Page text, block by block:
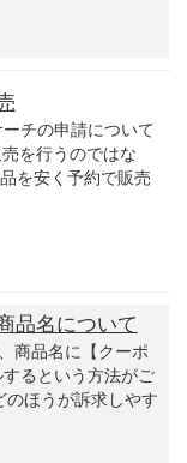
チの申請について
を行うのではな
を安く予約で販売
品名について
商品名に【クーポ
るという方法がご
ほうが訴求しやす